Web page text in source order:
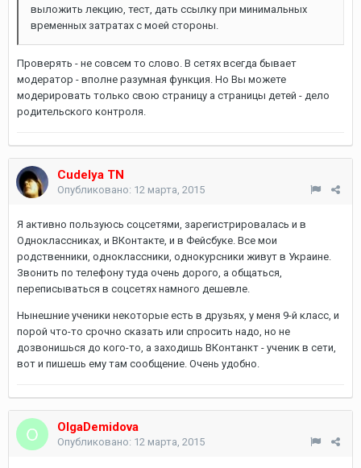
выложить лекцию, тест, дать ссылку при минимальных
временных затратах с моей стороны.
Проверять - не совсем то слово. В сетях всегда бывает
модератор - вполне разумная функция. Но Вы можете
модерировать только свою страницу а страницы детей - дело
родительского контроля.
Cudelya TN
Опубликовано: 12 марта, 2015
Я активно пользуюсь соцсетями, зарегистрировалась и в
Одноклассниках, и ВКонтакте, и в Фейсбуке. Все мои
родственники, одноклассники, однокурсники живут в Украине.
Звонить по телефону туда очень дорого, а общаться,
переписываться в соцсетях намного дешевле.
Нынешние ученики некоторые есть в друзьях, у меня 9-й класс, и
порой что-то срочно сказать или спросить надо, но не
дозвонишься до кого-то, а заходишь ВКонтанкт - ученик в сети,
вот и пишешь ему там сообщение. Очень удобно.
OlgaDemidova
Опубликовано: 12 марта, 2015